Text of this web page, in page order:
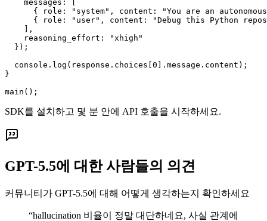
    messages: [
{ role: "system", content: "You are an
{ role: "user", content: "Debug this Python
    ],
    reasoning_effort: "xhigh"
  });
  console.log(response.choices[0].message.content);
}
main();
SDK를 설치하고 몇 분 안에 API 호출을 시작하세요.
GPT-5.5에 대한 사람들의 의견
커뮤니티가 GPT-5.5에 대해 어떻게 생각하는지 확인하세요
“hallucination 비율이 정말 대단하네요, 사실 관계에